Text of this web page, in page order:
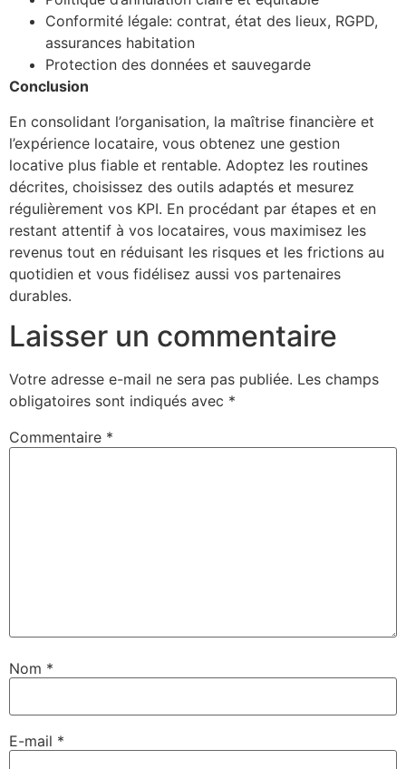
Conformité légale: contrat, état des lieux, RGPD,
assurances habitation
Protection des données et sauvegarde
Conclusion
En consolidant l’organisation, la maîtrise financière et
l’expérience locataire, vous obtenez une gestion
locative plus fiable et rentable. Adoptez les routines
décrites, choisissez des outils adaptés et mesurez
régulièrement vos KPI. En procédant par étapes et en
restant attentif à vos locataires, vous maximisez les
revenus tout en réduisant les risques et les frictions au
quotidien et vous fidélisez aussi vos partenaires
durables.
Laisser un commentaire
Votre adresse e-mail ne sera pas publiée. Les champs
obligatoires sont indiqués avec *
Commentaire *
Nom *
E-mail *